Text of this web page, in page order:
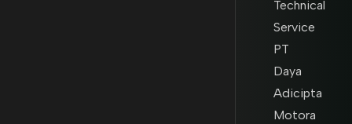
Technical
Service
PT
Daya
Adicipta
Motora